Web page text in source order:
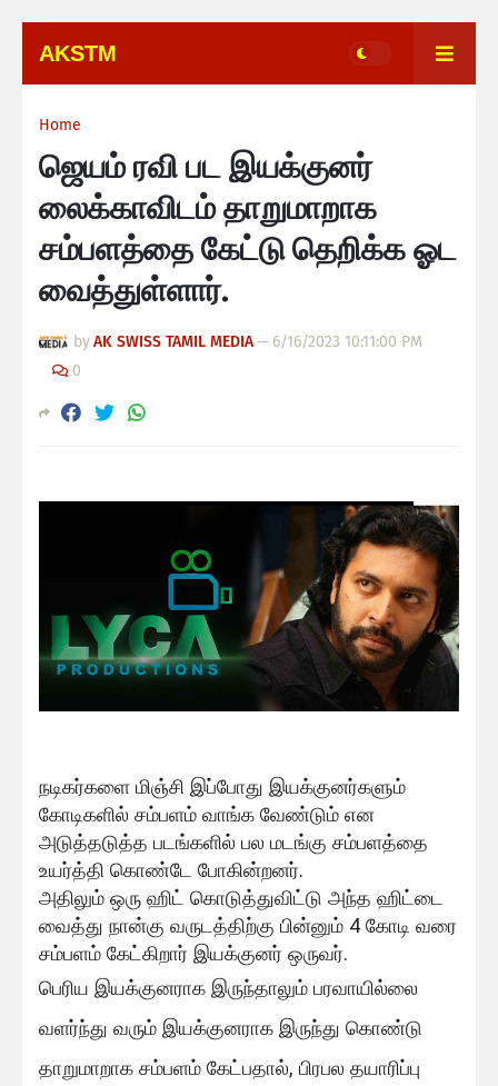
AKSTM
Home
ஜெயம் ரவி பட இயக்குனர்
லைக்காவிடம் தாறுமாறாக
சம்பளத்தை கேட்டு தெறிக்க ஓட
வைத்துள்ளார்.
byAK SWISS TAMIL MEDIA— 6/16/2023 10:11:00 PM
0
நடிகர்களை மிஞ்சி இப்போது இயக்குனர்களும்
கோடிகளில் சம்பளம் வாங்க வேண்டும் என
அடுத்தடுத்த படங்களில் பல மடங்கு சம்பளத்தை
உயர்த்தி கொண்டே போகின்றனர்.
அதிலும் ஒரு ஹிட் கொடுத்துவிட்டு அந்த ஹிட்டை
வைத்து நான்கு வருடத்திற்கு பின்னும் 4 கோடி வரை
சம்பளம் கேட்கிறார் இயக்குனர் ஒருவர்.
பெரிய இயக்குனராக இருந்தாலும் பரவாயில்லை
வளர்ந்து வரும் இயக்குனராக இருந்து கொண்டு
தாறுமாறாக சம்பளம் கேட்பதால், பிரபல தயாரிப்பு